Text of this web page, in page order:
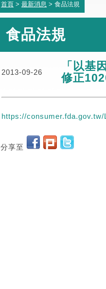
首頁 > 最新消息 > 食品法規
食品法規
2013-09-26
「以基
修正
https://
分享至